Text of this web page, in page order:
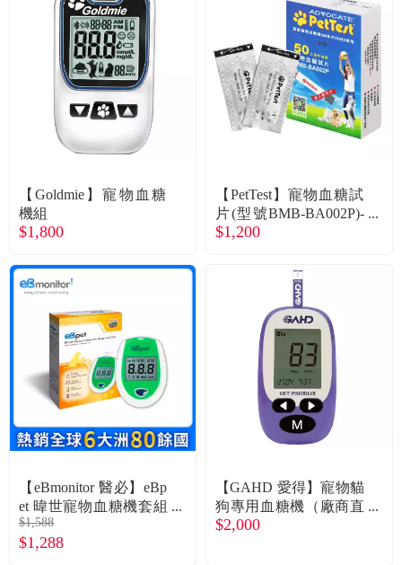
關於我們
合作提案
常見問題
【Goldmie】寵物血糖
機組
$1,800
【PetTest】寵物血糖試
片(型號BMB-BA002P)-
含50入採血針
$1,200
【eBmonitor 醫必】eBp
et 暐世寵物血糖機套組
（內含一盒試紙25片）
（廠商直送）
$1,588
$1,288
【GAHD 愛得】寵物貓
狗專用血糖機（廠商直
送）
$2,000